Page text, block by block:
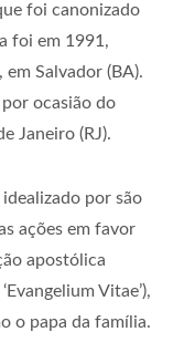
foi canonizado
foi em 1991,
Salvador (BA).
ocasião do
Janeiro (RJ).
por são
ações em favor
apostólica
Vitae’),
o papa da família.